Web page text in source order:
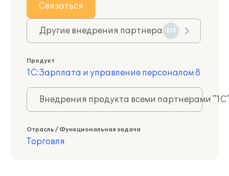
Связаться
Другие внедрения партнера 213
Продукт
1С:Зарплата и управление персоналом 8
Внедрения продукта всеми партнерами
Отрасль / Функциональная задача
Торговля